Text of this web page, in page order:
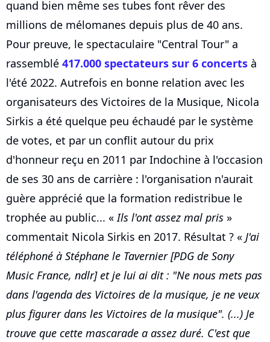
quand bien même ses tubes font rêver des
millions de mélomanes depuis plus de 40 ans.
Pour preuve, le spectaculaire "Central Tour" a
rassemblé 417.000 spectateurs sur 6 concerts à
l'été 2022. Autrefois en bonne relation avec les
organisateurs des Victoires de la Musique, Nicola
Sirkis a été quelque peu échaudé par le système
de votes, et par un conflit autour du prix
d'honneur reçu en 2011 par Indochine à l'occasion
de ses 30 ans de carrière : l'organisation n'aurait
guère apprécié que la formation redistribue le
trophée au public... «Ils l'ont assez mal pris »
commentait Nicola Sirkis en 2017. Résultat ? « J'ai
téléphoné à Stéphane le Tavernier [PDG de Sony
Music France, ndlr] et je lui ai dit : "Ne nous mets pas
dans l'agenda des Victoires de la musique, je ne veux
plus figurer dans les Victoires de la musique". (...) Je
trouve que cette mascarade a assez duré. C'est que